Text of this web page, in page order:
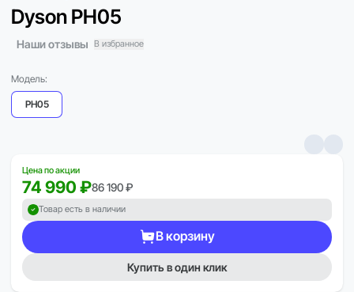
Dyson PH05
Наши отзывы В избранное
Модель:
PH05
Цена по акции
74 990 ₽86 190 ₽
Товар есть в наличии
В корзину
Купить в один клик